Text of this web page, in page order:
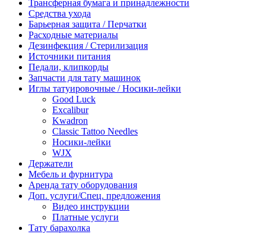
Трансферная бумага и принадлежности
Средства ухода
Барьерная защита / Перчатки
Расходные материалы
Дезинфекция / Стерилизация
Источники питания
Педали, клипкорды
Запчасти для тату машинок
Иглы татуировочные / Носики-лейки
Good Luck
Excalibur
Kwadron
Classic Tattoo Needles
Носики-лейки
WJX
Держатели
Мебель и фурнитура
Аренда тату оборудования
Доп. услуги/Спец. предложения
Видео инструкции
Платные услуги
Тату барахолка